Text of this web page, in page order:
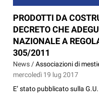
PRODOTTI DA
DECRETO CHE
NAZIONALE A
305/2011
News /Associazioni di
mercoledì 19 lug 2017
E’ stato pubblicato sulla